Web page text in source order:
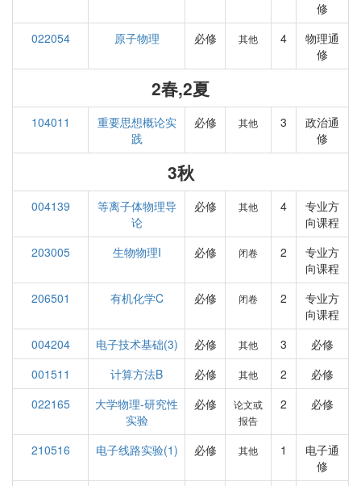
修
022054
原子物理 必修 其他 4
物理通
修
2春,2夏
104011
重要思想概论实
践
必修 其他 3
政治通
修
3秋
004139
等离子体物理导
论
必修 其他 4
专业方
向课程
203005
生物物理I 必修 闭卷 2
专业方
向课程
206501
有机化学C 必修 闭卷 2
专业方
向课程
004204
电子技术基础(3) 必修 其他 3
必修
001511
计算方法B 必修 其他 2
必修
022165
大学物理-研究性
实验
必修
论文或
报告
2 必修
210516 电子线路实验(1) 必修 其他 1
电子通
修